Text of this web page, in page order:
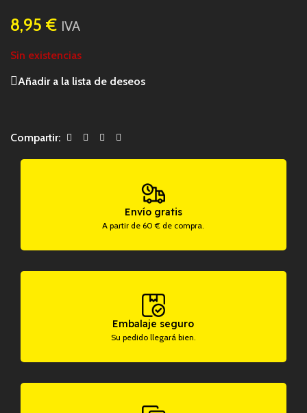
8,95 € IVA
Sin existencias
Añadir a la lista de deseos
Compartir:
Envío gratis
A partir de 60 € de compra.
Embalaje seguro
Su pedido llegará bien.